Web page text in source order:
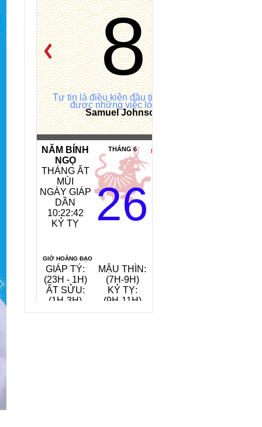
8
Tự tin là điều kiện đầu tiên để làm
được những việc lớn lao.
Samuel Johnson
NĂM BÍNH
NGỌ
THÁNG ẤT
MÙI
NGÀY GIÁP
DẦN
10:22:43
KỶ TỴ
THÁNG 6
26
NGÀY HOÀNG ĐẠO *
GIỜ HOÀNG ĐẠO
GIÁP TÝ:
(23H - 1H)
ẤT SỬU:
(1H-3H)
MẬU THÌN:
(7H-9H)
KỶ TỴ:
(9H-11H)